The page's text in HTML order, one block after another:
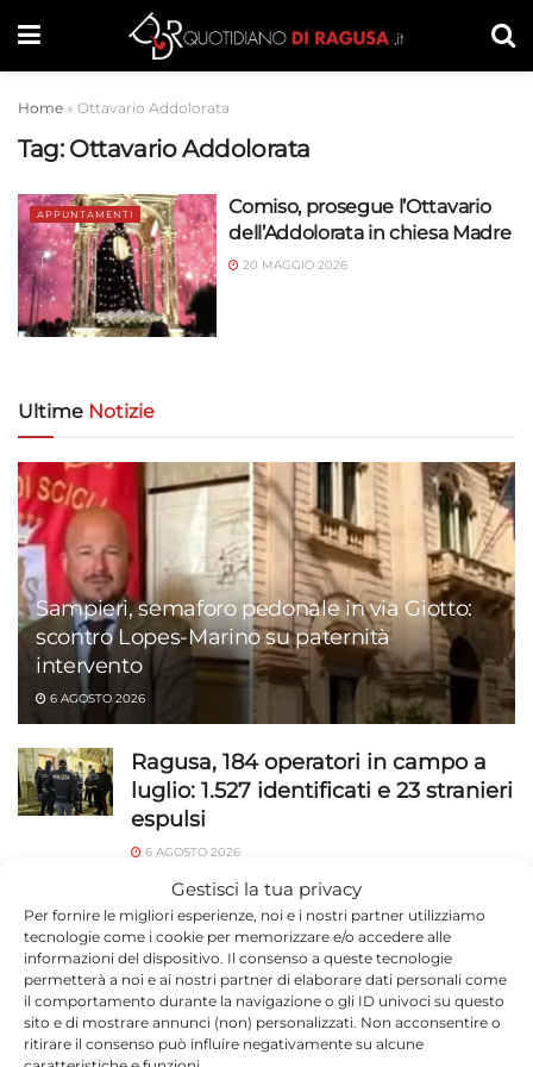
Gestisci la tua privacy
Per fornire le migliori esperienze, noi e i nostri partner utilizziamo
tecnologie come i cookie per memorizzare e/o accedere alle
informazioni del dispositivo. Il consenso a queste tecnologie
permetterà a noi e ai nostri partner di elaborare dati personali come
il comportamento durante la navigazione o gli ID univoci su questo
sito e di mostrare annunci (non) personalizzati. Non acconsentire o
ritirare il consenso può influire negativamente su alcune
Home » Ottavario Addolorata
Tag: Ottavario Addolorata
APPUNTAMENTI
Comiso, prosegue l’Ottavario
dell’Addolorata in chiesa Madre
20 MAGGIO 2026
Ultime Notizie
Sampieri, semaforo pedonale in via Giotto:
scontro Lopes-Marino su paternità
intervento
6 AGOSTO 2026
Ragusa, 184 operatori in campo a
luglio: 1.527 identificati e 23 stranieri
espulsi
6 AGOSTO 2026
Capretta legata sotto il sole sulla
Ispica-Pozzallo: rischiava di morire
6 AGOSTO 2026
Vittoria, quasi un milione per l’area
artigianale